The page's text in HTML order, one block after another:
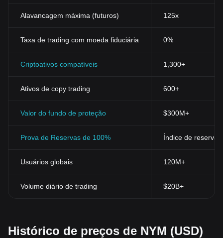
Alavancagem máxima (futuros) 125x
Taxa de trading com moeda fiduciária 0%
Criptoativos compatíveis 1,300+
Ativos de copy trading 600+
Valor do fundo de proteção $300M+
Prova de Reservas de 100% Índice de
Usuários globais 120M+
Volume diário de trading $20B+
Histórico de preços de NYM (USD)